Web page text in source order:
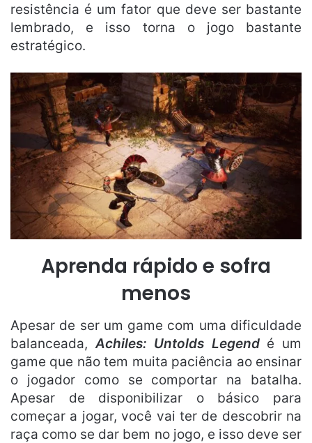
resistência é um fator que deve ser bastante
lembrado, e isso torna o jogo bastante
estratégico.
Aprenda rápido e sofra
menos
Apesar de ser um game com uma dificuldade
balanceada,Achiles: Untolds Legendé um
game que não tem muita paciência ao ensinar
o jogador como se comportar na batalha.
Apesar de disponibilizar o básico para
começar a jogar, você vai ter de descobrir na
raça como se dar bem no jogo, e isso deve ser